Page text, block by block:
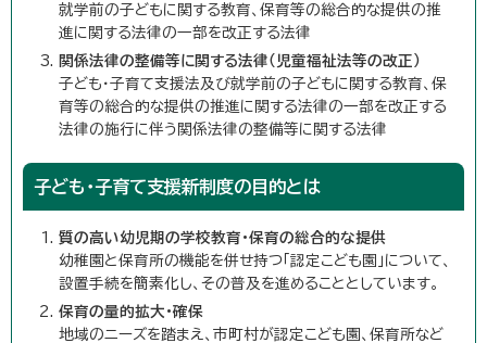
就学前の子どもに関する教育、保育等の総合的な提供の推
進に関する法律の一部を改正する法律
関係法律の整備等に関する法律（児童福祉法等の改正）
子ども・子育て支援法及び就学前の子どもに関する教育、保
育等の総合的な提供の推進に関する法律の一部を改正する
法律の施行に伴う関係法律の整備等に関する法律
子ども・子育て支援新制度の目的とは
質の高い幼児期の学校教育・保育の総合的な提供
幼稚園と保育所の機能を併せ持つ「認定こども園」について、
設置手続を簡素化し、その普及を進めることとしています。
保育の量的拡大・確保
地域のニーズを踏まえ、市町村が認定こども園、保育所など